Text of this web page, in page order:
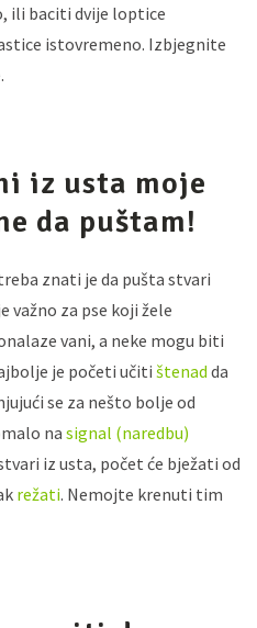
ili baciti dvije loptice
istovremeno. Izbjegnite
iz usta moje
da puštam!
znati je da pušta stvari
važno za pse koji žele
vani, a neke mogu biti
je početi učitištenad da
se za nešto bolje od
na signal (naredbu)
iz usta, počet će bježati od
režati. Nemojte krenuti tim